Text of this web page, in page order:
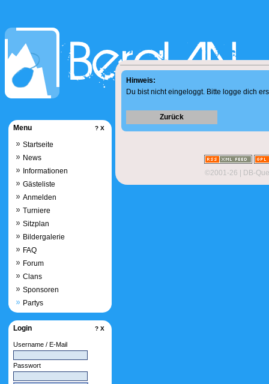
Hinweis:
Du bist nicht eingeloggt. Bitte logge dich
Zurück
©2001-26 | DB-
Menu ? X
Startseite
News
Informationen
Gästeliste
Anmelden
Turniere
Sitzplan
Bildergalerie
FAQ
Forum
Clans
Sponsoren
Partys
Login ? X
Username / E-Mail
Passwort